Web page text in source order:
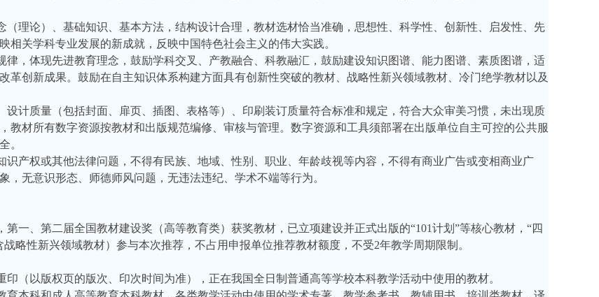
（理论）、基础知识、基本方法，结构设计合理，教材选材恰当准确，思想性、科学性、创新性、启发性、先
关学科专业发展的新成就，反映中国特色社会主义的伟大实践。
律，体现先进教育理念，鼓励学科交叉、产教融合、科教融汇，鼓励建设知识图谱、能力图谱、素质图谱，适
革创新成果。鼓励在自主知识体系构建方面具有创新性突破的教材、战略性新兴领域教材、冷门绝学教材以及
设计质量（包括封面、扉页、插图、表格等）、印刷装订质量符合标准和规定，符合大众审美习惯，未出现质
教材所有数字资源按教材和出版规范编修、审核与管理。数字资源和工具须部署在出版单位自主可控的公共服
。
识产权或其他法律问题，不得有民族、地域、性别、职业、年龄歧视等内容，不得有商业广告或变相商业广
无意识形态、师德师风问题，无违法违纪、学术不端等行为。
第一、第二届全国教材建设奖（高等教育类）获奖教材，已立项建设并正式出版的“101计划”等核心教材，“四
略性新兴领域教材）参与本次推荐，不占用申报单位推荐教材额度，不受2年教学周期限制 。
印（以版权页的版次、印次时间为准），正在我国全日制普通高等学校本科教学活动中使用的教材。